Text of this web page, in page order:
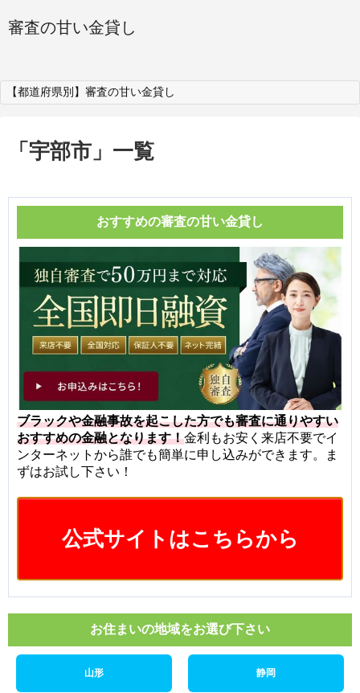
審査の甘い金貸し
【都道府県別】審査の甘い金貸し
「 宇部市 」 一覧
おすすめの審査の甘い金貸し
ブラックや金融事故を起こした方でも審査に通りやすい
おすすめの金融となります！金利もお安く来店不要でイ
ンターネットから誰でも簡単に申し込みができます。ま
ずはお試し下さい！
公式サイトはこちらから
お住まいの地域をお選び下さい
山形 静岡